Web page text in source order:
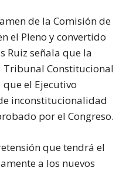
de la Comisión de
el Pleno y convertido
Ruiz señala que la
Constitucional
que el Ejecutivo
inconstitucionalidad
por el Congreso.
que tendrá el
a los nuevos